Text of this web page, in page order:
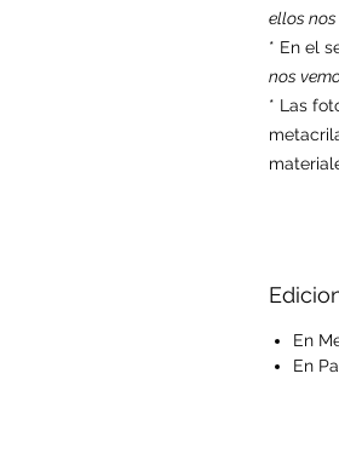
ellos nos
* En el
nos
* Las
En
En